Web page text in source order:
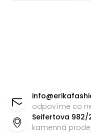
info@
odpovíme co
Seifertova 982/
kamenná